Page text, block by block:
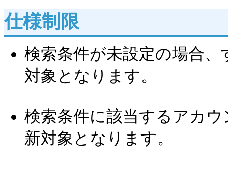
仕様制限
検索条件が未設定の場合
対象となります。
検索条件に該当するアカ
新対象となります。